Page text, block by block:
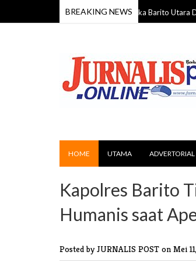
BREAKING NEWS
58 Anggota Kontingen Pramuka Barito Utara
HOME UTAMA ADVERTORIAL
Kapolres Barito
Humanis saat
Posted by JURNALIS POST on Mei